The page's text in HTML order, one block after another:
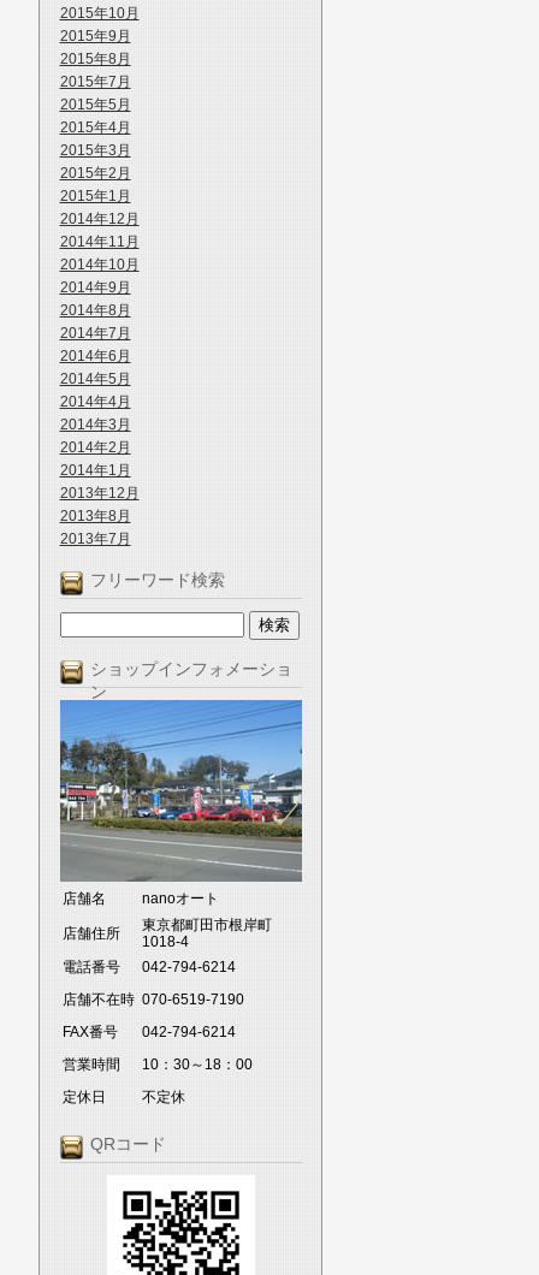
2015年10月
2015年9月
2015年8月
2015年7月
2015年5月
2015年4月
2015年3月
2015年2月
2015年1月
2014年12月
2014年11月
2014年10月
2014年9月
2014年8月
2014年7月
2014年6月
2014年5月
2014年4月
2014年3月
2014年2月
2014年1月
2013年12月
2013年8月
2013年7月
フリーワード検索
ショップインフォメーショ
ン
店舗名 nanoオート
店舗住所
東京都町田市根岸町
1018-4
電話番号
042-794-6214
店舗不在時 070-6519-7190
FAX番号
042-794-6214
営業時間
10：30～18：00
定休日
不定休
QRコード